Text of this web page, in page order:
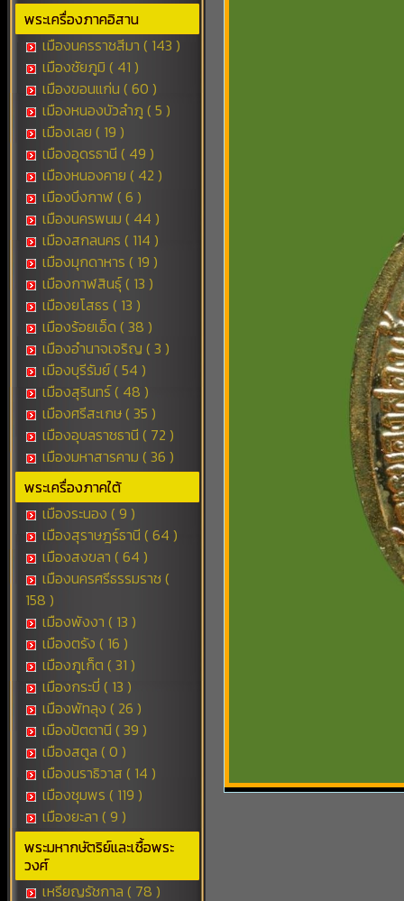
พระเครื่องภาคอิสาน
เมืองนครราชสีมา ( 143 )
เมืองชัยภูมิ ( 41 )
เมืองขอนแก่น ( 60 )
เมืองหนองบัวลำภู ( 5 )
เมืองเลย ( 19 )
เมืองอุดรธานี ( 49 )
เมืองหนองคาย ( 42 )
เมืองบึงกาฬ ( 6 )
เมืองนครพนม ( 44 )
เมืองสกลนคร ( 114 )
เมืองมุกดาหาร ( 19 )
เมืองกาฬสินธุ์ ( 13 )
เมืองยโสธร ( 13 )
เมืองร้อยเอ็ด ( 38 )
เมืองอำนาจเจริญ ( 3 )
เมืองบุรีรัมย์ ( 54 )
เมืองสุรินทร์ ( 48 )
เมืองศรีสะเกษ ( 35 )
เมืองอุบลราชธานี ( 72 )
เมืองมหาสารคาม ( 36 )
พระเครื่องภาคใต้
เมืองระนอง ( 9 )
เมืองสุราษฎร์ธานี ( 64 )
เมืองสงขลา ( 64 )
เมืองนครศรีธรรมราช (
158 )
เมืองพังงา ( 13 )
เมืองตรัง ( 16 )
เมืองภูเก็ต ( 31 )
เมืองกระบี่ ( 13 )
เมืองพัทลุง ( 26 )
เมืองปัตตานี ( 39 )
เมืองสตูล ( 0 )
เมืองนราธิวาส ( 14 )
เมืองชุมพร ( 119 )
เมืองยะลา ( 9 )
พระมหากษัตริย์และเชื้อพระ
วงศ์
เหรียญรัชกาล ( 78 )